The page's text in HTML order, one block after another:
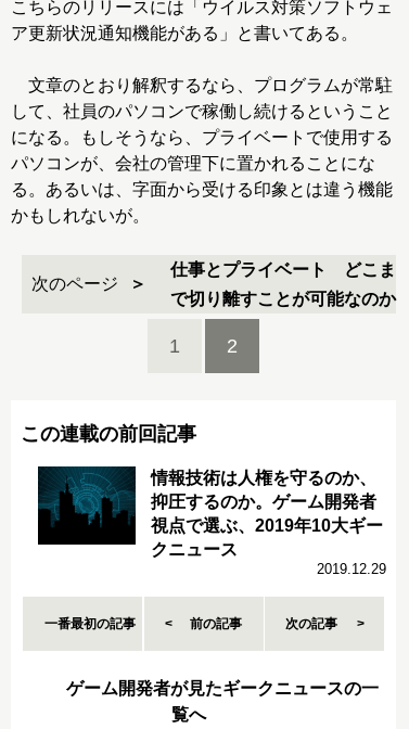
こちらのリリースには「ウイルス対策ソフトウェ
ア更新状況通知機能がある」と書いてある。
文章のとおり解釈するなら、プログラムが常駐
して、社員のパソコンで稼働し続けるということ
になる。もしそうなら、プライベートで使用する
パソコンが、会社の管理下に置かれることにな
る。あるいは、字面から受ける印象とは違う機能
かもしれないが。
次のページ
仕事とプライベート どこま
で切り離すことが可能なのか
1 2
この連載の前回記事
情報技術は人権を守るのか、
抑圧するのか。ゲーム開発者
視点で選ぶ、2019年10大ギー
クニュース
2019.12.29
一番最初の記事 前の記事 次の記事
ゲーム開発者が見たギークニュースの一
覧へ